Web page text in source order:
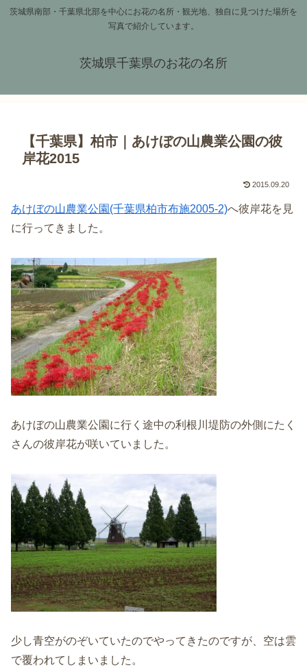
茨城県南部・千葉県北部を中心にお花の名所・観光地、独自に見つけた場所を
写真で紹介しています。
茨城県千葉県のお花の名所
【千葉県】柏市｜あけぼの山農業公園の彼
岸花2015
2015.09.20
あけぼの山農業公園(千葉県柏市布施2005-2)へ彼岸花を見
に行ってきました。
あけぼの山農業公園に行く途中の利根川堤防の外側にたく
さんの彼岸花が咲いていました。
少し青空がのぞいていたのでやってきたのですが、空は雲
で覆われてしまいました。